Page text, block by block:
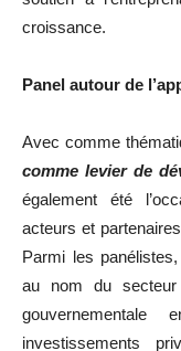
croissance.
Panel autour de
Avec comme
comme levier de
également été
acteurs et
Parmi les
au nom du secteur
investissements